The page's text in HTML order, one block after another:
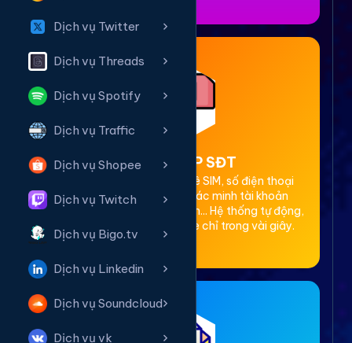
Dịch vụ Twitter
Dịch vụ Threads
Dịch vụ Spotify
Dịch vụ Traffic
Dịch vụ Shopee
Dịch vụ Twitch
Dịch vụ Bigo.tv
Dịch vụ Linkedin
Dịch vụ Soundcloud
Dịch vụ vk
2. Thuê OTP SĐT
Cung cấp dịch vụ cho thuê SIM, số điện thoại
(SĐT) để nhận mã OTP xác minh tài khoản
Facebook, Google, Telegram... Hệ thống tự động,
bảo mật, giá rẻ, nhận code chỉ trong vài giây.